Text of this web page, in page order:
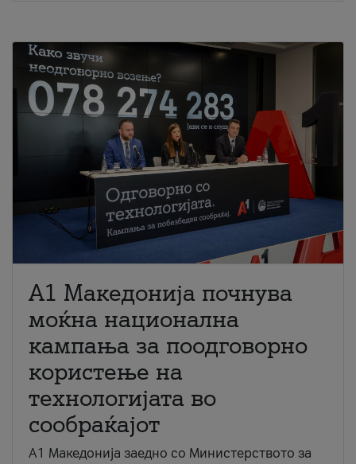
A1 Македонија почнува
моќна национална
кампања за поодговорно
користење на
технологијата во
сообраќајот
A1 Македонија заедно со Министерството за